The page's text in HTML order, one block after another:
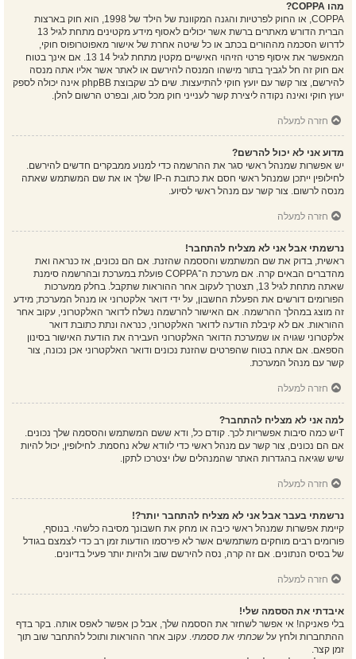
מהו COPPA?
COPPA, או החוק לפרטיות והגנה המקוונת של הילד של 1998, הוא חוק בארצות
הברית הדורש מאתרים ברשת אשר יכולים לאסוף מידע מקטינים מתחת לגיל 13
לדרוש הסכמה מההורים בכתב או כל שיטה אחרת של אישור מאפוטרופוס חוקי,
המאפשר את איסוף פרטי הזיהוי האישיים מקטין מתחת לגיל 14 13. אם אינך בטוח
אם חוק זה חל לגביך בתור מישהו המנסה להירשם או לאתר אשר אליו אתה מנסה
להירשם, צור קשר עם יועץ חוקי להתיעצות. שים לב שקבוצת phpBB אינה יכולה לספק
יעוץ חוקי ואינה נקודה ליצירת קשר לענייני חוק מכל סוג, ובפרט הרשום להלן.
חזרה למעלה
מדוע אני לא יכול להרשם?
יש אפשרות שמנהל ראשי סגר את ההרשמה כדי למנוע ממבקרים חדשים להירשם.
לחילופין ייתכן שמנהל ראשי חסם את כתובת ה-IP שלך או את שם המשתמש שאתה
מנסה לרשום. צור קשר עם מנהל ראשי לסיוע.
חזרה למעלה
נרשמתי אבל אני לא מצליח להתחבר!
ראשית, בדוק את שם המשתמש והססמה שהזנת. אם הם נכונים, אז כנראה ואת
מהדברים הבאים קרה. אם מערכת ה־COPPA פועלת במערכת ובהרשמה סימנת
שאתה מתחת לגיל 13, תצטרך לעקוב אחר ההוראות שתקבל. בחלק ממערכות
הפורומים דורשים את הפעלת החשבון, על ידי דואר אלקטרוני או מנהל המערכת; מידע
זה מוצג במהלך ההרשמה. אם האישור להרשמה נשלח לדואר האלקטרוני, עקוב אחר
ההוראות. אם לא קיבלת הודעה לדואר האלקטרוני, כנראה ונתת כתובת דואר
אלקטרוני שגויה או שמערכת הדואר האלקטרוני העבירה את הודעת האישור בסינון
הספאם. אם אתה בטוח שהפרטים שהזנת נכונים ודואר האלקטרוני אכן נכונה, צור
קשר עם מנהל המערכת.
חזרה למעלה
למה אני לא מצליח להתחבר?
Tיש כמה סיבות אפשריות לכך. קודם כל, ודא ששם המשתמש והססמה שלך נכונים.
אם הם נכונים, צור קשר עם מנהל ראשי כדי לוודא שלא נחסמת. לחילופין, יכול להיות
שיש שגיאה בהגדרות האתר שהמנהלים שלו יצטרכו לתקן.
חזרה למעלה
נרשמתי בעבר אבל אני לא מצליח להתחבר יותר?!
קיימת אפשרות שמנהל ראשי כיבה או מחק את חשבונך מסיבה כלשהי. בנוסף,
פורומים רבים מוחקים משתמשים אשר לא פירסמו הודעות זמן רב כדי לצמצם בגודל
של בסיס הנתונים. אם זה קרה, נסה להירשם שוב ולהיות יותר פעיל בדיונים.
חזרה למעלה
איבדתי את הססמה שלי!
בלי פאניקה! אי אפשר לשחזר את הססמה שלך, אבל כן אפשר לאפס אותה. בקר בדף
ההתחברות ולחץ על שכחתי את ססמתי. עקוב אחר ההוראות ותוכל להתחבר שוב תוך
זמן קצר.